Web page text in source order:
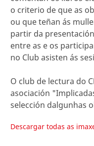
o criterio de que as
ou que teñan ás
partir da
entre as e os
no Club asisten ás
O club de lectura do
asociación
selección dalgunhas
Descargar todas as